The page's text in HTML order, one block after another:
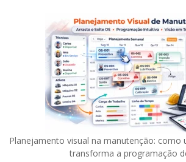
em
Nuvem:
Vantagens
de
um
Software
com
Contínuas
Planejamento visual na manutenção: como
transforma a programação